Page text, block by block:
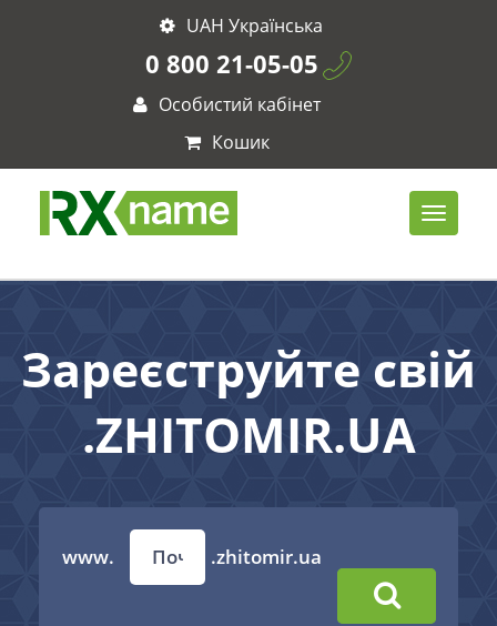
UAH Українська
0 800 21-05-05
Особистий кабінет
Кошик
Зареєструйте свій
.ZHITOMIR.UA
www. .zhitomir.ua